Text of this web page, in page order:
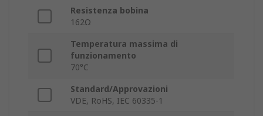
Resistenza bobina
162Ω
Temperatura massima di
funzionamento
70°C
Standard/Approvazioni
VDE, RoHS, IEC 60335-1